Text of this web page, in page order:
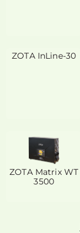
ZOTA InLine-30
ZOTA Matrix WT
3500